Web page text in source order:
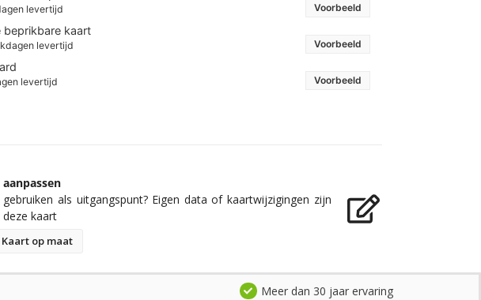
levertijd Voorbeeld
beprikbare kaart
levertijd Voorbeeld
levertijd Voorbeeld
als uitgangspunt? Eigen data of kaartwijzigingen zijn
kaart
op maat
Meer dan 30 jaar ervaring